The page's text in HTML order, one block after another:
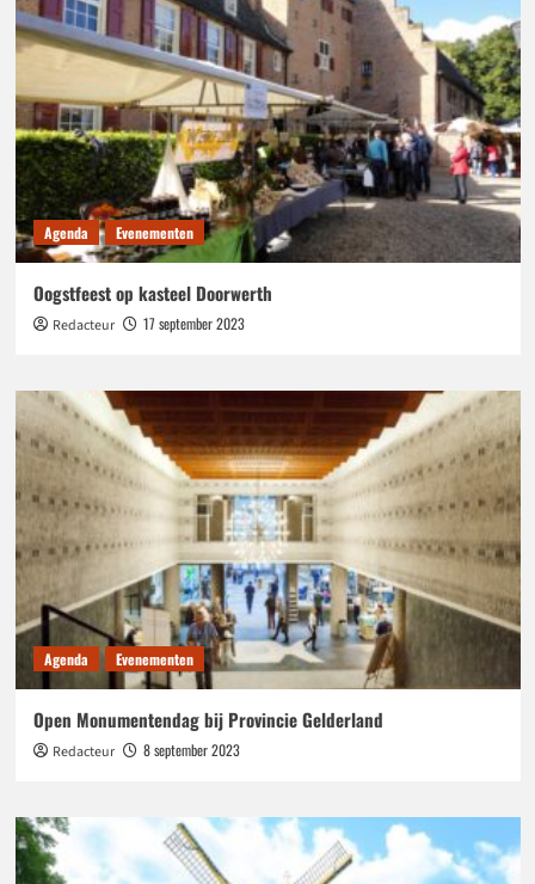
Agenda Evenementen
Oogstfeest op kasteel Doorwerth
Redacteur 17 september 2023
Agenda Evenementen
Open Monumentendag bij Provincie Gelderland
Redacteur 8 september 2023